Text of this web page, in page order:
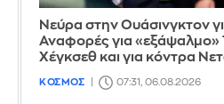
Νεύρα στην Ουάσινγκτον
Αναφορές για «εξάψαλμο»
Χέγκσεθ και για κόντρα
ΚΟΣΜΟΣ 07:31, 06.08.2026